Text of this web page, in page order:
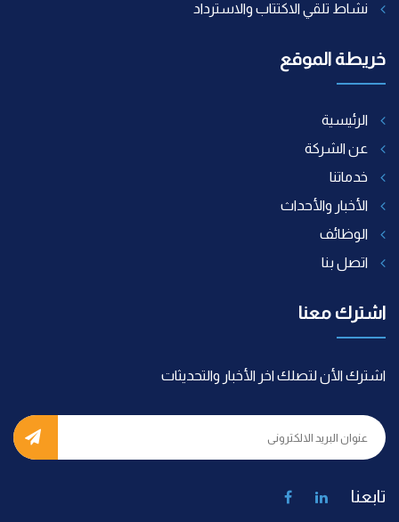
نشاط تلقي الاكتتاب والاسترداد
خريطة الموقع
الرئيسية
عن الشركة
خدماتنا
الأخبار والأحداث
الوظائف
اتصل بنا
اشترك معنا
اشترك الأن لتصلك اخر الأخبار والتحديثات
تابعنا